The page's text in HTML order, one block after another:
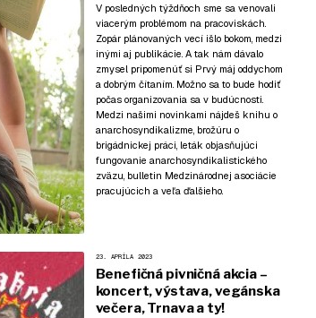
V posledných týždňoch sme sa venovali
viacerým problémom na pracoviskách.
Zopár plánovaných vecí išlo bokom, medzi
inými aj publikácie. A tak nám dávalo
zmysel pripomenúť si Prvý máj oddychom
a dobrým čítaním. Možno sa to bude hodiť
počas organizovania sa v budúcnosti.
Medzi našimi novinkami nájdeš knihu o
anarchosyndikalizme, brožúru o
brigádnickej práci, leták objasňujúci
fungovanie anarchosyndikalistického
zväzu, bulletin Medzinárodnej asociácie
pracujúcich a veľa ďalšieho.
23. APRÍLA 2023
Benefičná pivničná akcia –
koncert, výstava, vegánska
večera, Trnava a ty!